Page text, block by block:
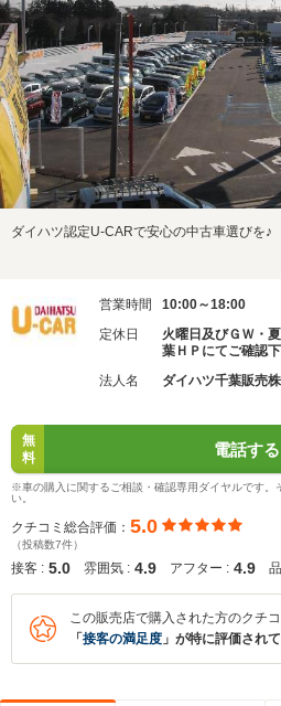
ダイハツ認定U-CARで安心の中古車選びを♪
営業時間
10:00～18:00
定休日
火曜日及びＧＷ・
葉ＨＰにてご確認
法人名
ダイハツ千葉販売
無
料
電話する
※車の購入に関するご相談・確認専用ダイヤルです。
い。
クチコミ総合評価： 5.0
（投稿数7件）
接客 : 5.0 雰囲気 : 4.9 アフター : 4.9
この販売店で購入された方のクチ
「 接客の満足度 」が特に評価され